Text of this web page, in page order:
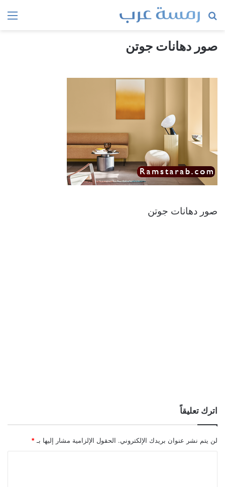
بحث
صور دهانات جوتن
صور دهانات جوتن
اترك تعليقاً
لن يتم نشر عنوان بريدك الإلكتروني. الحقول الإلزامية مشار إليها بـ *